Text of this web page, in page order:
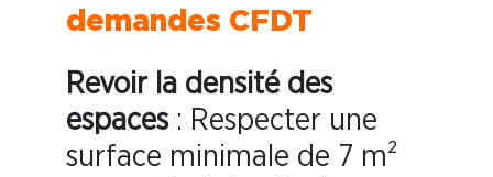
demandes CFDT
Revoir la densité des
espaces: Respecter une
surface minimale de 7 m²